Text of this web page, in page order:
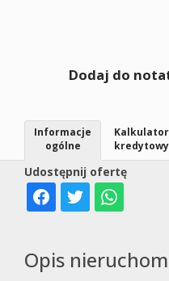
Dodaj do
Udostępnij ofertę
Informacje
ogólne
Kalkulator
kredytowy
Opis